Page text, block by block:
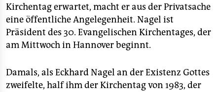
Kirchentag erwartet, macht er aus der Privatsache
eine öffentliche Angelegenheit. Nagel ist
Präsident des 30. Evangelischen Kirchentages, der
am Mittwoch in Hannover beginnt.
Damals, als Eckhard Nagel an der Existenz Gottes
zweifelte, half ihm der Kirchentag von 1983, der